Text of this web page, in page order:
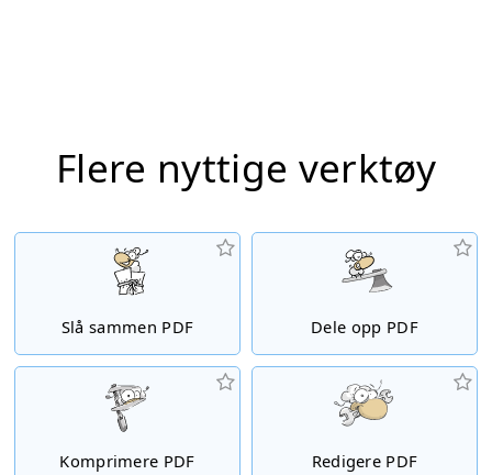
Flere nyttige verktøy
Slå sammen PDF Dele opp PDF
Komprimere PDF Redigere PDF